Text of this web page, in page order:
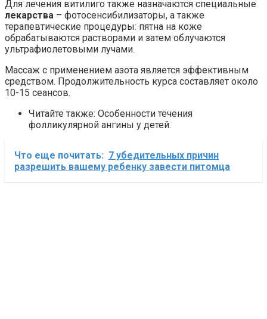
Для лечения витилиго также назначаются специальные
лекарства – фотосенсибилизаторы, а также
терапевтические процедуры: пятна на коже
обрабатываются растворами и затем облучаются
ультрафиолетовыми лучами.
Массаж с применением азота является эффективным
средством. Продолжительность курса составляет около
10-15 сеансов.
Читайте также: Особенности течения
фолликулярной ангины у детей.
Что еще почитать: 7 убедительных причин
разрешить вашему ребенку завести питомца